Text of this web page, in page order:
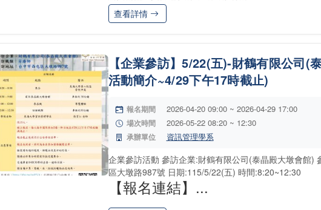
查看詳情
【企業參訪】5/22(五)-財鶴有限公司(
活動簡介~4/29下午17時截止)
報名期間 2026-04-20 09:00 ~ 2026-04-29 17:00
場次時間 2026-05-22 08:20 ~ 12:30
承辦單位 資訊管理學系
企業參訪活動 參訪企業:財鶴有限公司(泰晶殿大墩會館)
區大墩路987號 日期:115/5/22(五) 時間:8:20~12:30
【報名連結】...